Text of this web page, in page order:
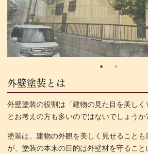
外壁塗装とは
外壁塗装の役割は「建物の見た目を美しく
とお考えの方も多いのではないでしょうか
塗装は、建物の外観を美しく見せることも
が、塗装の本来の目的は外壁材を守ること